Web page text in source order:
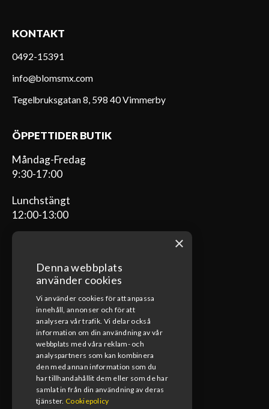
KONTAKT
0492-15391
info@blomsmx.com
Tegelbruksgatan 8, 598 40 Vimmerby
ÖPPETTIDER BUTIK
Måndag-Fredag
9:30-17:00
Lunchstängt
12:00-13:00
ÖPPETTIDER VERKSTAD
Måndag-Fredag
08:00-17:00
Lunchstängt
12:00-13:00
×
Denna webbplats
använder cookies
Vi använder cookies för att anpassa
innehåll, annonser och för att
analysera vår trafik. Vi delar också
information om din användning av vår
webbplats med våra reklam- och
analyspartners som kan kombinera
den med annan information som du
har tillhandahållit dem eller som de har
samlat in från din användning av deras
tjänster. Cookiepolicy